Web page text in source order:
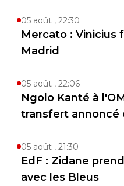
05 août , 22:30
Mercato : Vinicius
Madrid
05 août , 22:06
Ngolo Kanté à
transfert annoncé
05 août , 21:30
EdF : Zidane
avec les Bleus